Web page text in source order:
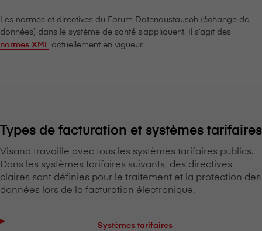
Les normes et directives du Forum Datenaustausch (échange de
données) dans le système de santé s’appliquent. Il s’agit des
normes XML actuellement en vigueur.
Types de facturation et systèmes tarifaires
V⁠i⁠s⁠a⁠n⁠a travaille avec tous les systèmes tarifaires publics.
Dans les systèmes tarifaires suivants, des directives
claires sont définies pour le traitement et la protection des
données lors de la facturation électronique.
Systèmes tarifaires